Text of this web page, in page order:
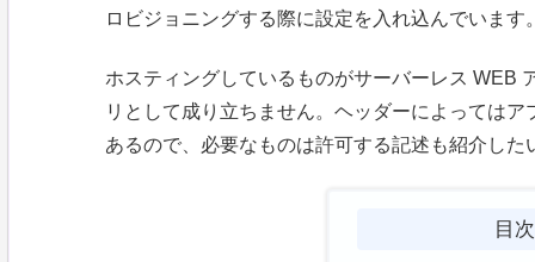
ロビジョニングする際に設定を入れ込んでいます
ホスティングしているものがサーバーレス WEB
リとして成り立ちません。ヘッダーによっては
あるので、必要なものは許可する記述も紹介した
目次